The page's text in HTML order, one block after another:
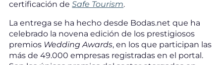
certificación deSafe Tourism.
La entrega se ha hecho desde Bodas.net que ha
celebrado la novena edición de los prestigiosos
premios Wedding Awards, en los que participan las
más de 49.000 empresas registradas en el portal.